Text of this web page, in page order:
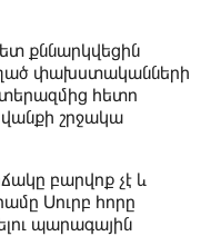
քննարկվեցին
փախստականների
հետո
շրջակա
բարվոք չէ և
Սուրբ հորը
պարագային